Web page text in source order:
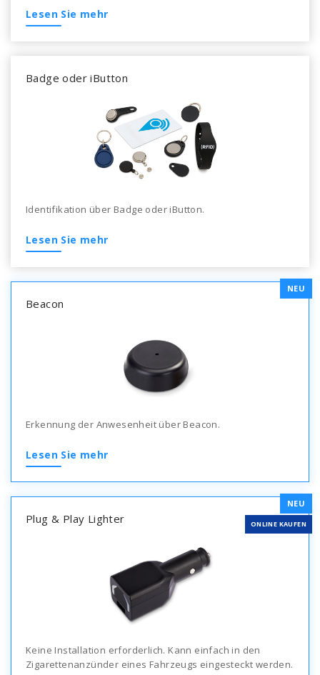
Lesen Sie mehr
Badge oder iButton
Identifikation über Badge oder iButton.
Lesen Sie mehr
NEU
Beacon
Erkennung der Anwesenheit über Beacon.
Lesen Sie mehr
ONLINE KAUFEN
NEU
Plug & Play Lighter
Keine Installation erforderlich. Kann einfach in den
Zigarettenanzünder eines Fahrzeugs eingesteckt werden.